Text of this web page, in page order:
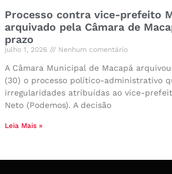
Processo contra vice-prefeito
arquivado pela Câmara de
prazo
julho 1, 2026 Nenhum comentário
A Câmara Municipal de Macapá
(30) o processo político-administrativo
irregularidades atribuídas ao vice-
Neto (Podemos). A decisão
Leia Mais »